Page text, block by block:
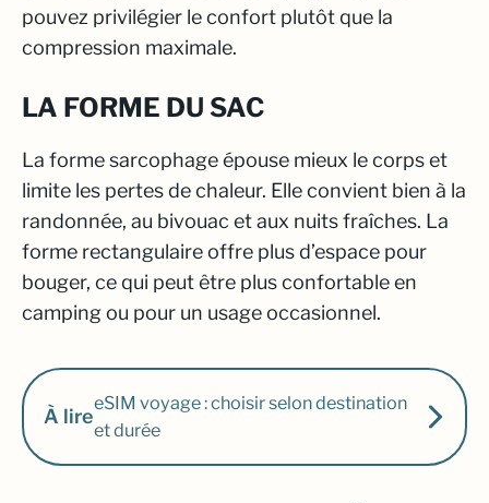
pouvez privilégier le confort plutôt que la
compression maximale.
LA FORME DU SAC
La forme sarcophage épouse mieux le corps et
limite les pertes de chaleur. Elle convient bien à la
randonnée, au bivouac et aux nuits fraîches. La
forme rectangulaire offre plus d’espace pour
bouger, ce qui peut être plus confortable en
camping ou pour un usage occasionnel.
À lire
eSIM voyage : choisir selon destination
et durée